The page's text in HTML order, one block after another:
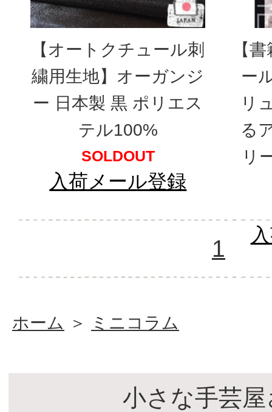
【オートクチュール刺
繍用生地】オーガンジ
ー 日本製 黒 ポリエス
テル100%
SOLDOUT
入荷メール登録
【
ー
リ
る
リ
1
ホーム ＞ ミニコラム
小さな手芸